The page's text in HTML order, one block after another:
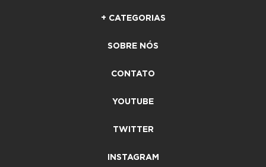
+ CATEGORIAS
SOBRE NÓS
CONTATO
YOUTUBE
TWITTER
INSTAGRAM